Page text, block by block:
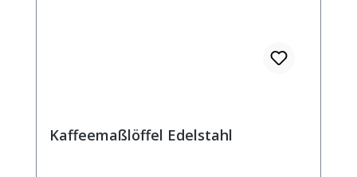
Kaffeemaßlöffel Edelstahl